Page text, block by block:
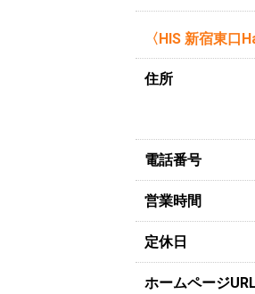
〈HIS 新宿東口
住所
電話番号
営業時間
定休日
ホームページ